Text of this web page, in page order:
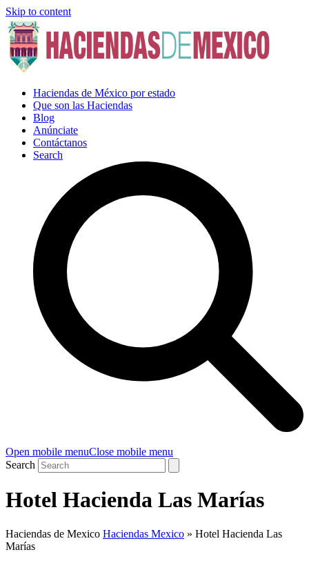
Skip to content
Haciendas de México por estado
Que son las Haciendas
Blog
Anúnciate
Contáctanos
Search
Open mobile menuClose mobile menu
Search
Hotel Hacienda Las Marías
Haciendas de Mexico Haciendas Mexico » Hotel Hacienda Las
Marías